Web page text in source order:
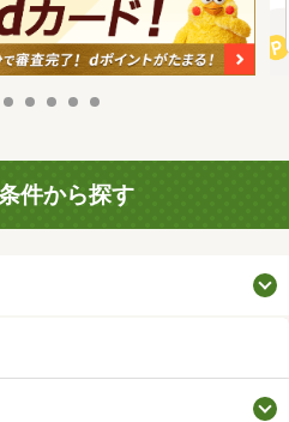
件から探す